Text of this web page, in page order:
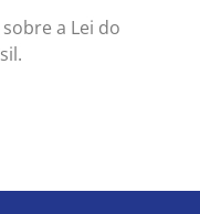
a Lei do